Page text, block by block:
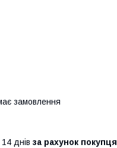
замовлення
днів за рахунок покупця